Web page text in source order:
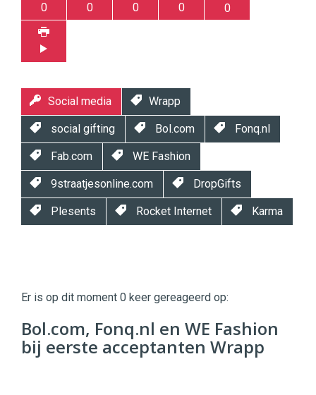
0 0 0 0 0
Social media Wrapp
social gifting Bol.com Fonq.nl
Fab.com WE Fashion
9straatjesonline.com DropGifts
Plesents Rocket Internet Karma
|
Digital
Commercehttps://twinklemagazine.nl
9654
Er is op dit moment 0 keer gereageerd op:
Bol.com, Fonq.nl en WE Fashion
bij eerste acceptanten Wrapp